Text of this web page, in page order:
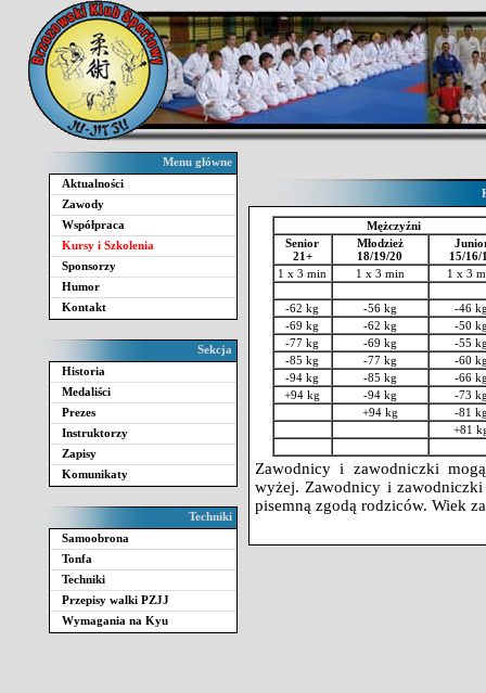
Menu główne
Aktualności
Zawody
Współpraca
Kursy i Szkolenia
Sponsorzy
Humor
Kontakt
Sekcja
Historia
Medaliści
Prezes
Instruktorzy
Zapisy
Komunikaty
Techniki
Samoobrona
Tonfa
Techniki
Przepisy walki PZJJ
Wymagania na Kyu
Mężczyźni
Senior
21+
Młodzież
18/19/20
15/16/
1 x 3 min
1 x 3 min 1 x 3
-62 kg -56 kg
-46
-69 kg
-62 kg
-50
-77 kg
-69 kg
-55
-85 kg
-77 kg
-60
-94 kg
-85 kg
-66
+94 kg
-94 kg
-73
+94 kg
-81
+81
Zawodnicy i zawodniczki
wyżej. Zawodnicy i
pisemną zgodą rodziców. Wiek